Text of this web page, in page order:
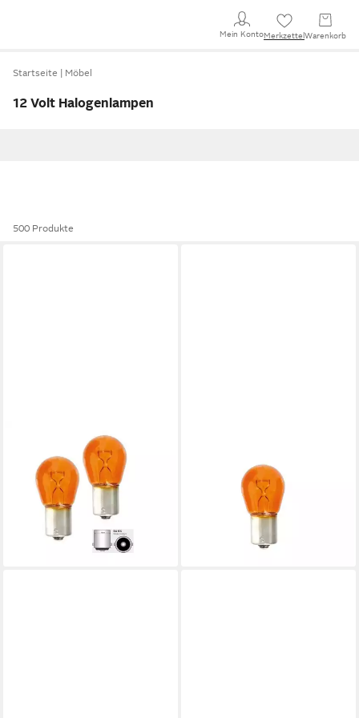
Mein KontoMerkzettel Warenkorb
Startseite Möbel
12 Volt Halogenlampen
500 Produkte
KUMMERT BUSINESS
Blinker 2x Glühlampe P21W
BA15S 21W 12V orange
12,50 € 15,00 €
(6,25 €/ 1 Stk)
lieferbar - in 4-5 Werktagen bei dir
Glühlampe PY21W 21W 12V
BAU15S Orange
10,00 €
lieferbar - in 4-5 Werktagen bei dir